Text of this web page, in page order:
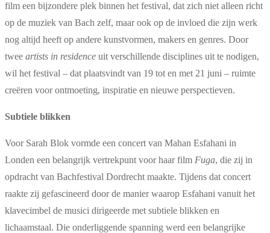
film een bijzondere plek binnen het festival, dat zich niet alleen richt
op de muziek van Bach zelf, maar ook op de invloed die zijn werk
nog altijd heeft op andere kunstvormen, makers en genres. Door
twee artists in residence uit verschillende disciplines uit te nodigen,
wil het festival – dat plaatsvindt van 19 tot en met 21 juni – ruimte
creëren voor ontmoeting, inspiratie en nieuwe perspectieven.
Subtiele blikken
Voor Sarah Blok vormde een concert van Mahan Esfahani in
Londen een belangrijk vertrekpunt voor haar film Fuga, die zij in
opdracht van Bachfestival Dordrecht maakte. Tijdens dat concert
raakte zij gefascineerd door de manier waarop Esfahani vanuit het
klavecimbel de musici dirigeerde met subtiele blikken en
lichaamstaal. Die onderliggende spanning werd een belangrijke